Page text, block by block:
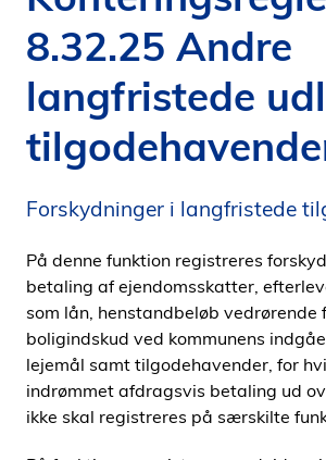
h
l
d
p
s
d
e
n
8.32.25 Andre
langfristede
Forskydninger i langfristede
På denne funktion registreres
betaling af ejendomsskatter,
som lån, henstandbeløb vedrørende
boligindskud ved kommunens
lejemål samt tilgodehavender, for
indrømmet afdragsvis betaling ud
ikke skal registreres på særskilte